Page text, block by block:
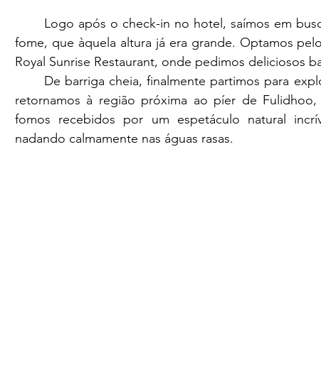
fome, que àquela altura já era grande. Optamos
Royal Sunrise Restaurant, onde pedimos deliciosos
retornamos à região próxima ao píer de
fomos recebidos por um espetáculo natural
nadando calmamente nas águas rasas.